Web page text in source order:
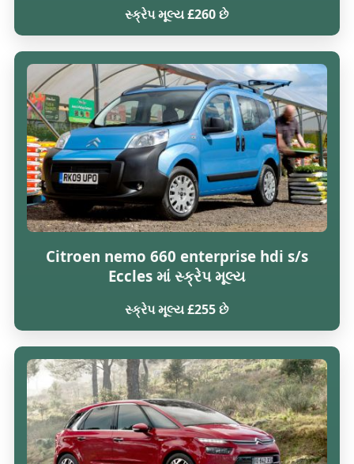
સ્ક્રેપ મૂલ્ય £260 છે
Citroen nemo 660 enterprise hdi s/s
Eccles માં સ્ક્રેપ મૂલ્ય
સ્ક્રેપ મૂલ્ય £255 છે